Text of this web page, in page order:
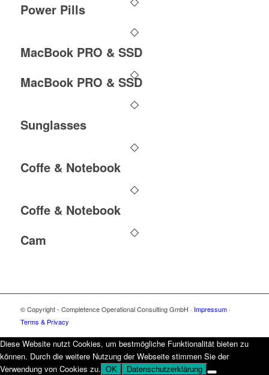
Power Pills
MacBook PRO & SSD
MacBook PRO & SSD
Sunglasses
Coffe & Notebook
Coffe & Notebook
Cam
© Copyright - Completence Operational Consulting GmbH · Impressum·
Terms & Privacy
Diese Website nutzt Cookies, um bestmögliche Funktionalität bieten zu
können. Durch die weitere Nutzung der Webseite stimmen Sie der
Verwendung von Cookies zu. OK Datenschutzerklärung